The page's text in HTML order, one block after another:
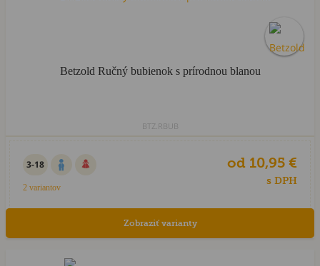
Betzold Ručný bubienok s prírodnou blanou
BTZ.RBUB
3-18
2 variantov
od 10,95 €
s DPH
Zobraziť varianty